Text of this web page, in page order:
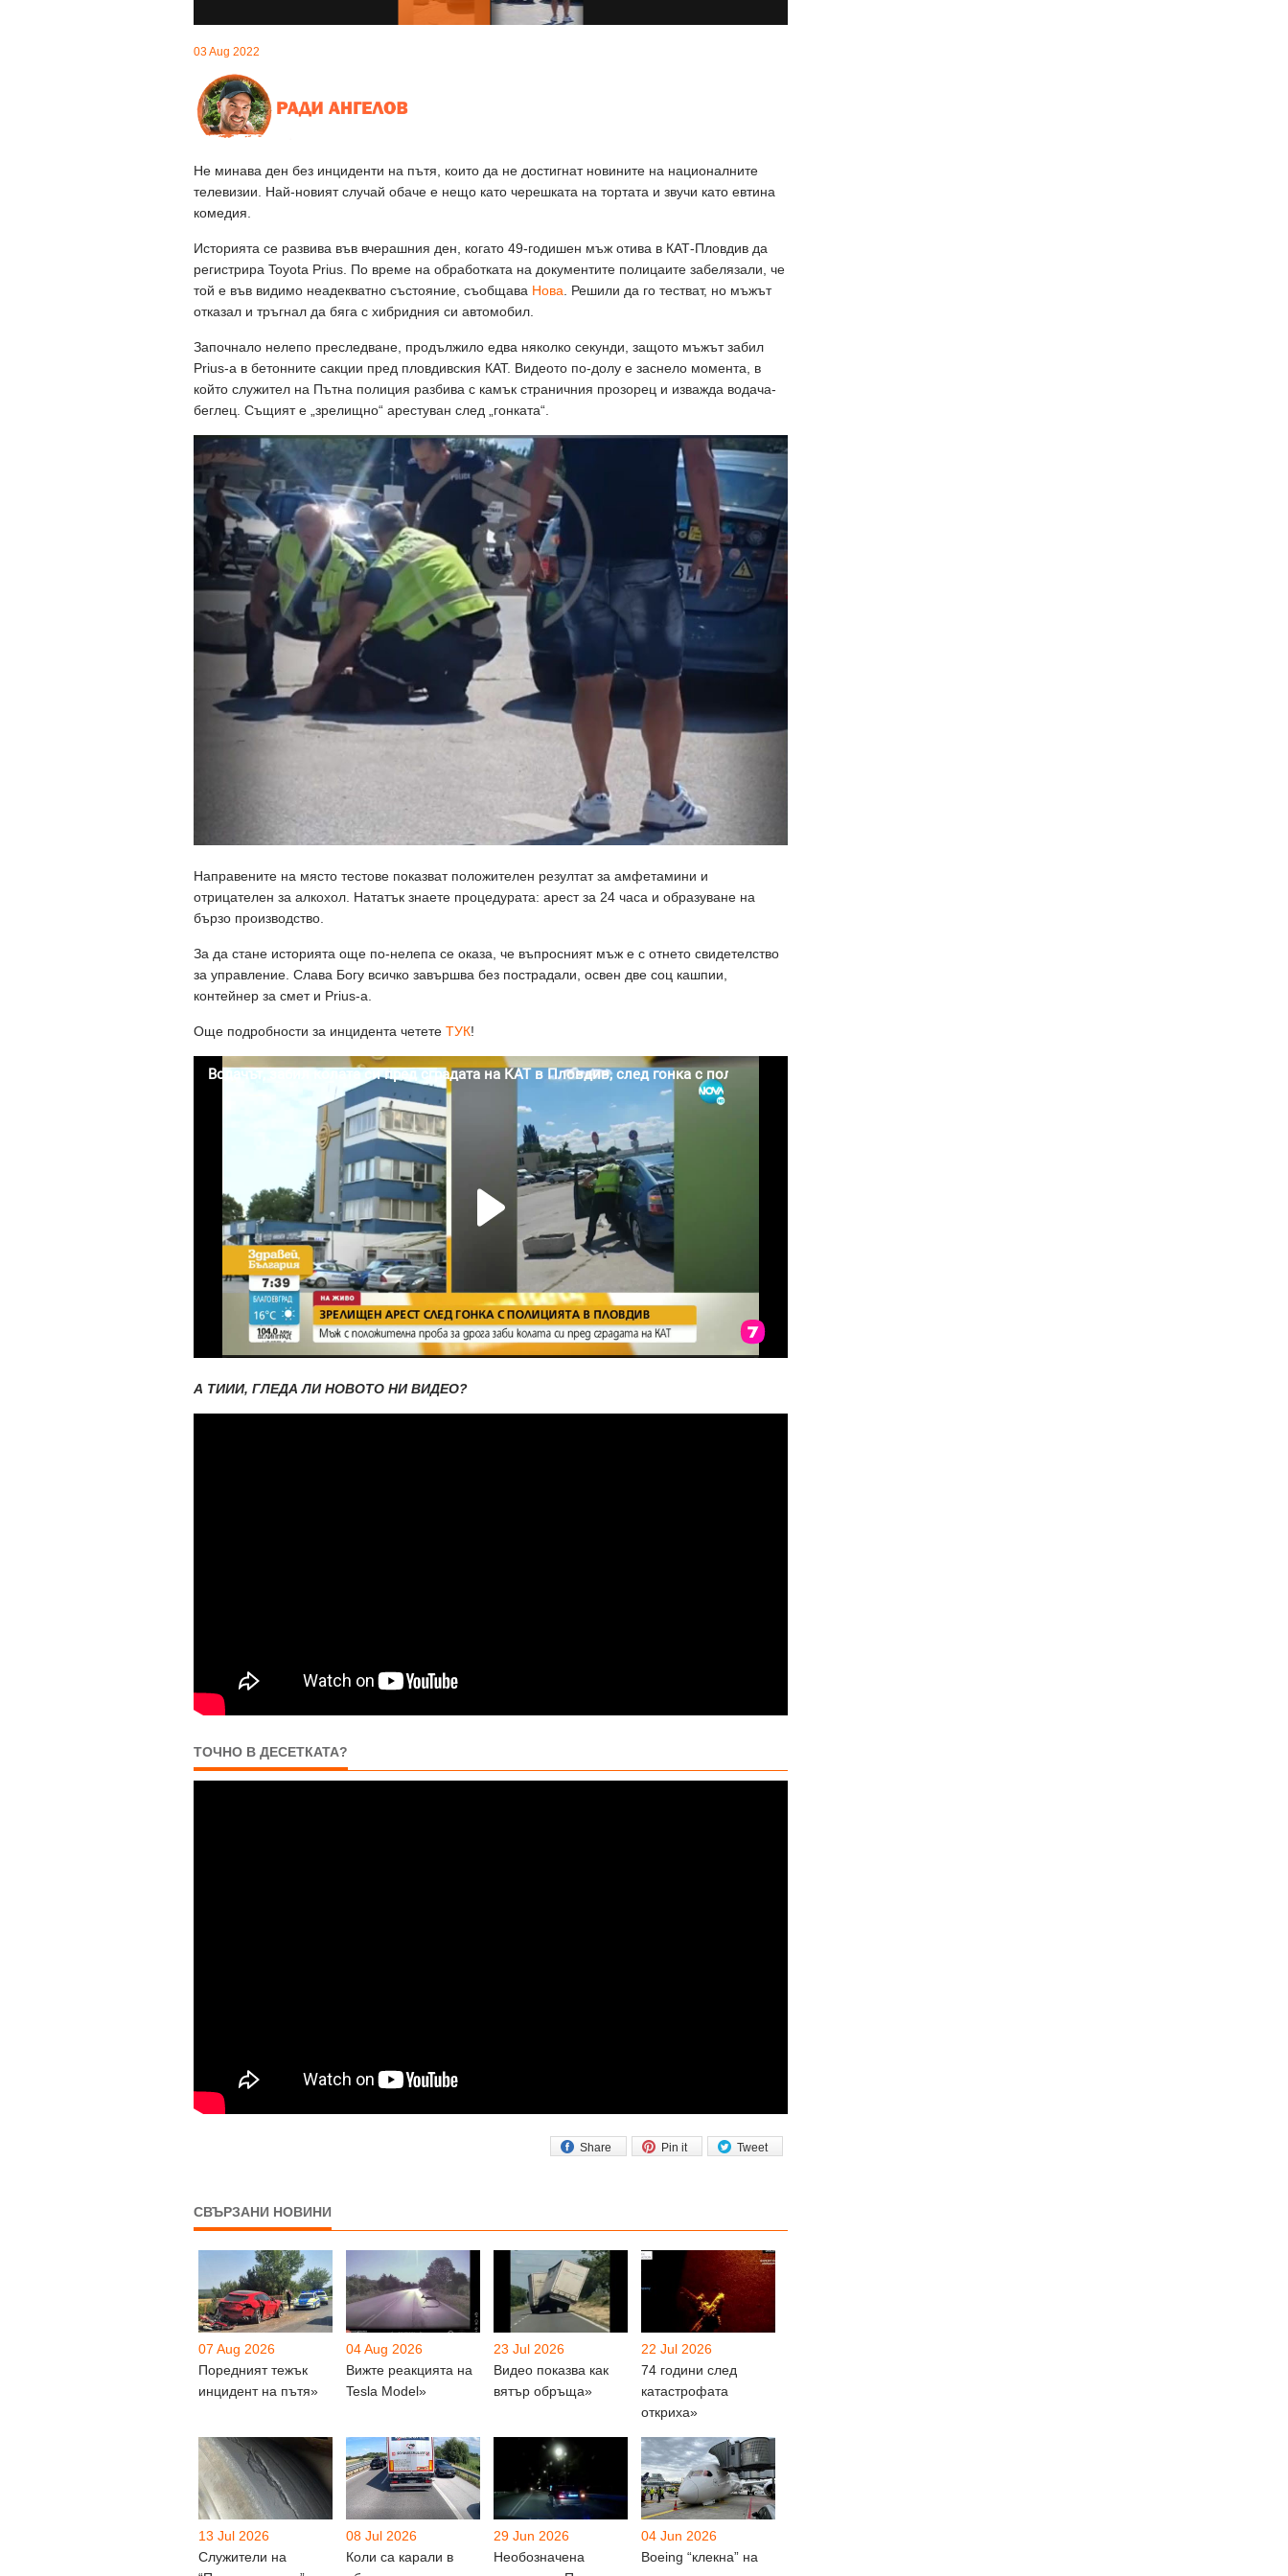
03 Aug 2022
Не минава ден без инциденти на пътя, които да не достигнат новините на националните
телевизии. Най-новият случай обаче е нещо като черешката на тортата и звучи като евтина
комедия.
Историята се развива във вчерашния ден, когато 49-годишен мъж отива в КАТ-Пловдив да
регистрира Toyota Prius. По време на обработката на документите полицаите забелязали, че
той е във видимо неадекватно състояние, съобщава Нова. Решили да го тестват, но мъжът
отказал и тръгнал да бяга с хибридния си автомобил.
Започнало нелепо преследване, продължило едва няколко секунди, защото мъжът забил
Prius-а в бетонните сакции пред пловдивския КАТ. Видеото по-долу е заснело момента, в
който служител на Пътна полиция разбива с камък страничния прозорец и изважда водача-
беглец. Същият е „зрелищно“ арестуван след „гонката“.
Направените на място тестове показват положителен резултат за амфетамини и
отрицателен за алкохол. Нататък знаете процедурата: арест за 24 часа и образуване на
бързо производство.
За да стане историята още по-нелепа се оказа, че въпросният мъж е с отнето свидетелство
за управление. Слава Богу всичко завършва без пострадали, освен две соц кашпии,
контейнер за смет и Prius-a.
Още подробности за инцидента четете ТУК!
А ТИИИ, ГЛЕДА ЛИ НОВОТО НИ ВИДЕО?
ТОЧНО В ДЕСЕТКАТА?
Tweet
Pin it
Share
СВЪРЗАНИ НОВИНИ
07 Aug 2026
Поредният тежък
инцидент на пътя»
04 Aug 2026
Вижте реакцията на
Tesla Model»
23 Jul 2026
Видео показва как
вятър обръща»
22 Jul 2026
74 години след
катастрофата
откриха»
13 Jul 2026
Служители на
08 Jul 2026
Коли са карали в
29 Jun 2026
Необозначена
04 Jun 2026
Boeing “клекна” на